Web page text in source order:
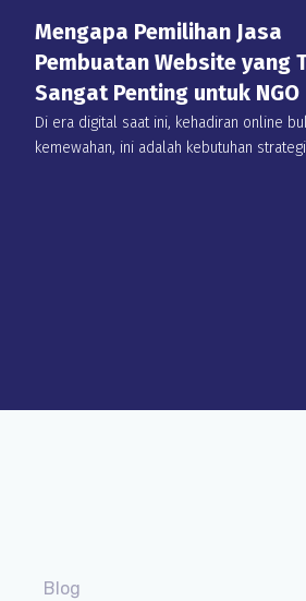
Mengapa Pemilihan Jasa
Pembuatan Website yang
Sangat Penting untuk NGO
Di era digital saat ini, kehadiran online
kemewahan, ini adalah kebutuhan
Blog